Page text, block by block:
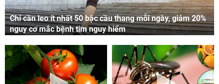
Chỉ cần leo ít nhất 50 bậc cầu thang mỗi ngày, giảm 20%
nguy cơ mắc bệnh tim nguy hiểm